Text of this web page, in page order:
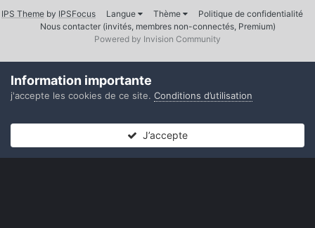
IPS Theme by IPSFocus Langue Thème
Politique de confidentialité
Nous contacter (invités, membres non-connectés, Premium)
Powered by Invision Community
Information importante
j'accepte les cookies de ce site. Conditions d’utilisation
J’accepte